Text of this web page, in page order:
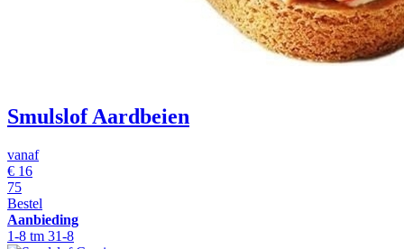
Smulslof Aardbeien
vanaf
€ 16
75
Bestel
Aanbieding
1-8 tm 31-8